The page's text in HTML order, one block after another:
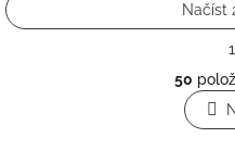
Načíst
1
50